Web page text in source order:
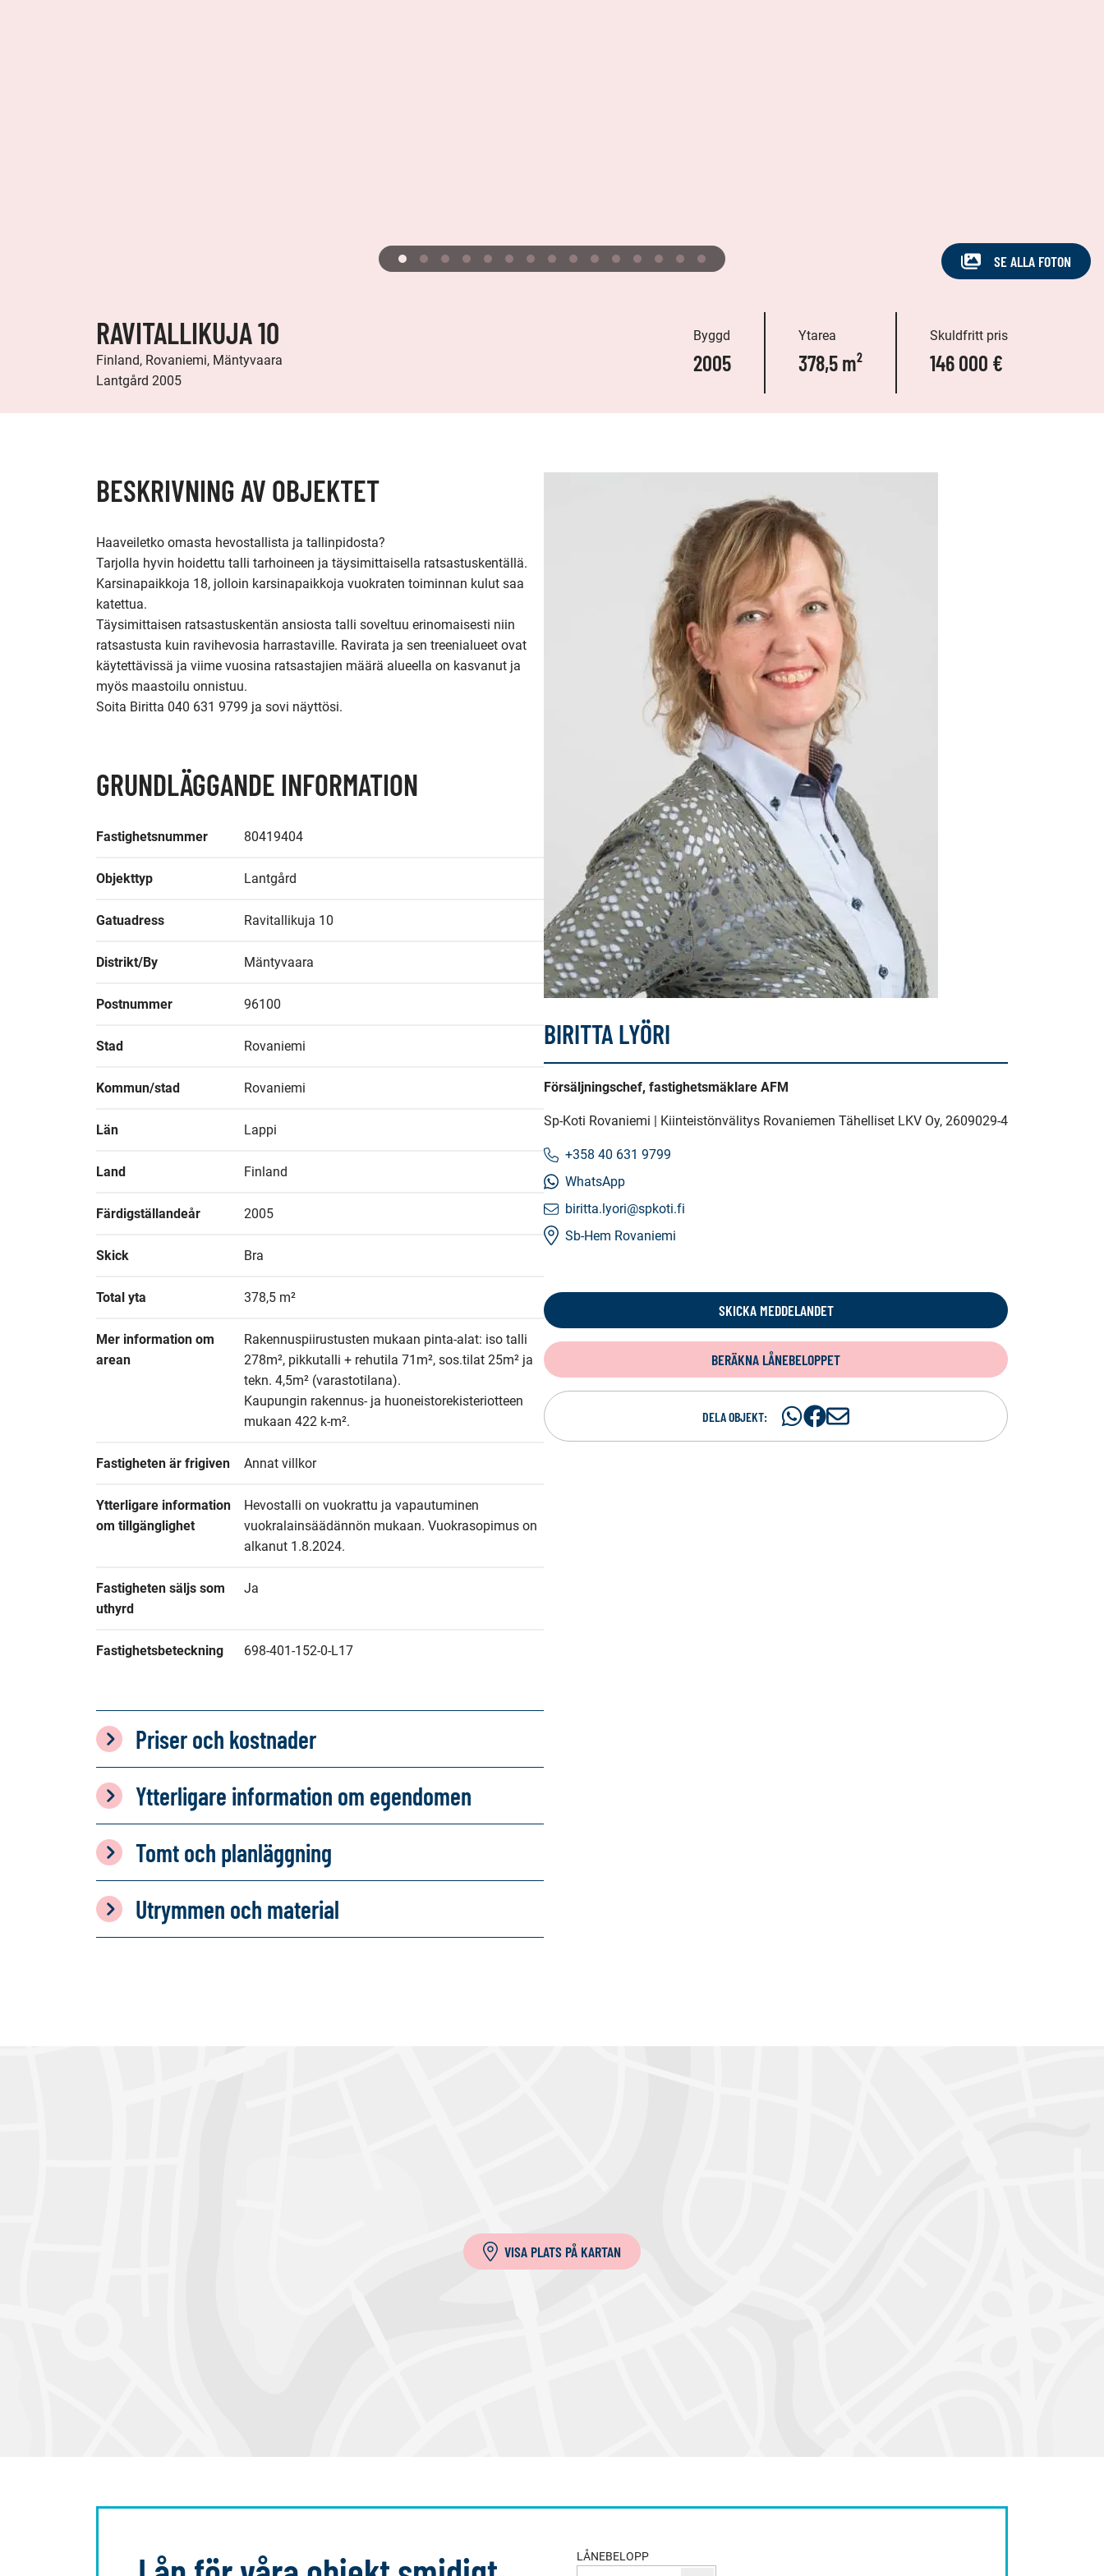
SE ALLA FOTON
RAVITALLIKUJA 10
Finland, Rovaniemi, Mäntyvaara
Lantgård 2005
Byggd
2005
Ytarea
378,5 m²
Skuldfritt pris
146 000 €
BESKRIVNING AV OBJEKTET
Haaveiletko omasta hevostallista ja tallinpidosta?
Tarjolla hyvin hoidettu talli tarhoineen ja täysimittaisella ratsastuskentällä.
Karsinapaikkoja 18, jolloin karsinapaikkoja vuokraten toiminnan kulut saa
katettua.
Täysimittaisen ratsastuskentän ansiosta talli soveltuu erinomaisesti niin
ratsastusta kuin ravihevosia harrastaville. Ravirata ja sen treenialueet ovat
käytettävissä ja viime vuosina ratsastajien määrä alueella on kasvanut ja
myös maastoilu onnistuu.
Soita Biritta 040 631 9799 ja sovi näyttösi.
GRUNDLÄGGANDE INFORMATION
Fastighetsnummer 80419404
Objekttyp Lantgård
Gatuadress Ravitallikuja 10
Distrikt/By Mäntyvaara
Postnummer 96100
Stad Rovaniemi
Kommun/stad Rovaniemi
Län Lappi
Land Finland
Färdigställandeår 2005
Skick Bra
Total yta 378,5 m²
Mer information om
arean
Rakennuspiirustusten mukaan pinta-alat: iso talli
278m², pikkutalli + rehutila 71m², sos.tilat 25m² ja
tekn. 4,5m² (varastotilana).
Kaupungin rakennus- ja huoneistorekisteriotteen
mukaan 422 k-m².
Fastigheten är frigiven Annat villkor
Ytterligare information
om tillgänglighet
Hevostalli on vuokrattu ja vapautuminen
vuokralainsäädännön mukaan. Vuokrasopimus on
alkanut 1.8.2024.
Fastigheten säljs som
uthyrd
Ja
Fastighetsbeteckning 698-401-152-0-L17
Priser och kostnader
Ytterligare information om egendomen
Tomt och planläggning
Utrymmen och material
BIRITTA LYÖRI
Försäljningschef, fastighetsmäklare AFM
Sp-Koti Rovaniemi | Kiinteistönvälitys Rovaniemen Tähelliset LKV Oy, 2609029-4
+358 40 631 9799
WhatsApp
biritta.lyori@spkoti.fi
Sb-Hem Rovaniemi
SKICKA MEDDELANDET
BERÄKNA LÅNEBELOPPET
DELA OBJEKT:
DelaDelaD
VISA PLATS PÅ KARTAN
LÅNEBELOPP